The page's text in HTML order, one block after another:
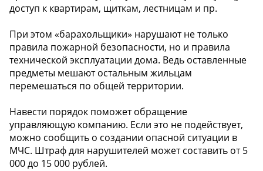
доступ к квартирам, щиткам, лестницам и пр.
При этом «барахольщики» нарушают не только
правила пожарной безопасности, но и правила
технической эксплуатации дома. Ведь оставленные
предметы мешают остальным жильцам
перемешаться по общей территории.
Навести порядок поможет обращение
управляющую компанию. Если это не подействует,
можно сообщить о создании опасной ситуации в
МЧС. Штраф для нарушителей может составить от 5
000 до 15 000 рублей.